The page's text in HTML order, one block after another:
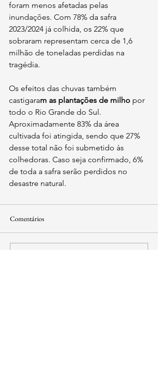
foram menos afetadas pelas
inundações. Com 78% da safra
2023/2024 já colhida, os 22% que
sobraram representam cerca de 1,6
milhão de toneladas perdidas na
tragédia.
Os efeitos das chuvas também
castigaram as plantações de milho por
todo o Rio Grande do Sul.
Aproximadamente 83% da área
cultivada foi atingida, sendo que 27%
desse total não foi submetido às
colhedoras. Caso seja confirmado, 6%
de toda a safra serão perdidos no
desastre natural.
Comentários